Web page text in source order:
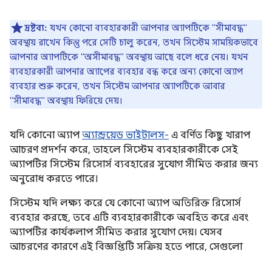
দ্রষ্টব্য: যখন কোনো ব্যবহারকারী আপনার অ্যাপটিকে "সীমাবদ্ধ"
অবস্থায় রাখেন কিন্তু পরে সেটি চালু করেন, তখন সিস্টেম সাময়িকভাবে
আপনার অ্যাপটিকে "অসীমাবদ্ধ" অবস্থায় আছে বলে ধরে নেয়। যখন
ব্যবহারকারী আপনার অ্যাপের ব্যবহার বন্ধ করে অন্য কোনো অ্যাপ
ব্যবহার শুরু করেন, তখন সিস্টেম আপনার অ্যাপটিকে আবার
"সীমাবদ্ধ" অবস্থায় ফিরিয়ে দেয়।
যদি কোনো অ্যাপঅ্যান্ড্রয়েড ভাইটালস- এ বর্ণিত কিছু খারাপ
আচরণ প্রদর্শন করে, তাহলে সিস্টেম ব্যবহারকারীকে সেই
অ্যাপটির সিস্টেম রিসোর্স ব্যবহারের সুযোগ সীমিত করার জন্য
অনুরোধ করতে পারে।
সিস্টেম যদি লক্ষ্য করে যে কোনো অ্যাপ অতিরিক্ত রিসোর্স
ব্যবহার করছে, তবে এটি ব্যবহারকারীকে অবহিত করে এবং
অ্যাপটির কার্যকলাপ সীমিত করার সুযোগ দেয়। যেসব
আচরণের কারণে এই বিজ্ঞপ্তিটি সক্রিয় হতে পারে, সেগুলো